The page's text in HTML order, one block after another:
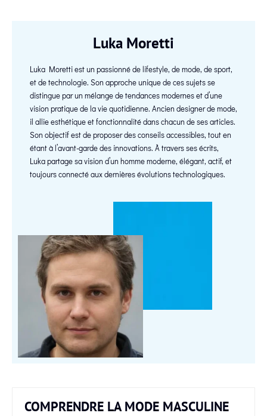
Luka Moretti
Luka Moretti est un passionné de lifestyle, de mode, de sport,
et de technologie. Son approche unique de ces sujets se
distingue par un mélange de tendances modernes et d’une
vision pratique de la vie quotidienne. Ancien designer de mode,
il allie esthétique et fonctionnalité dans chacun de ses articles.
Son objectif est de proposer des conseils accessibles, tout en
étant à l’avant-garde des innovations. À travers ses écrits,
Luka partage sa vision d’un homme moderne, élégant, actif, et
toujours connecté aux dernières évolutions technologiques.
COMPRENDRE LA MODE MASCULINE